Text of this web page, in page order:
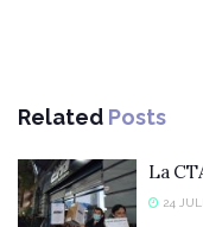
Related Posts
La
24